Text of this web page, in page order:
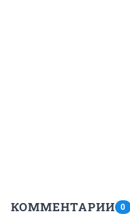
КОММЕНТАРИИ 0